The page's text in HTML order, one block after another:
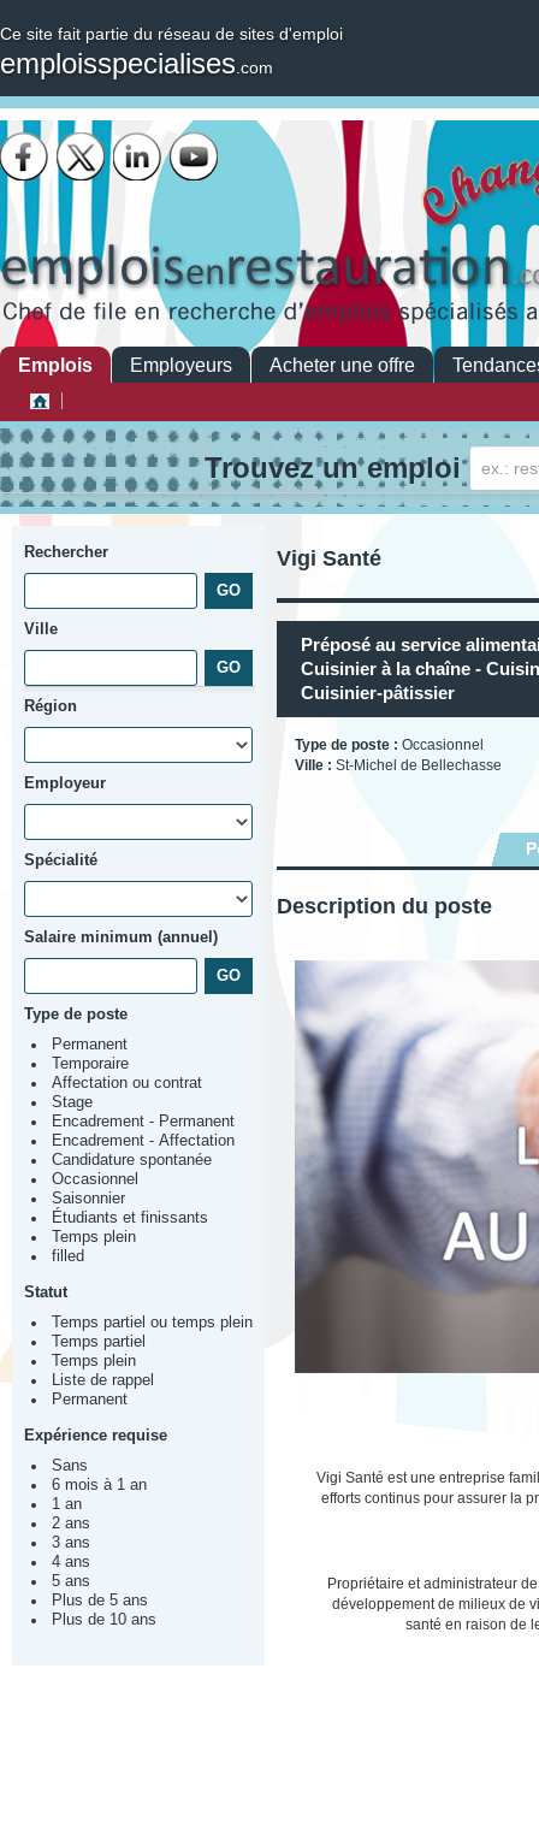
Ce site fait partie du réseau de sites d'emploi
emploisspecialises .com
Emplois Employeurs Acheter une offre
Trouvez un emploi
Rechercher
Ville
Région
Employeur
Spécialité
Salaire minimum (annuel)
Type de poste
Permanent
Temporaire
Affectation ou contrat
Stage
Encadrement - Permanent
Encadrement - Affectation
Candidature spontanée
Occasionnel
Saisonnier
Étudiants et finissants
Temps plein
filled
Statut
Temps partiel ou temps plein
Temps partiel
Temps plein
Liste de rappel
Permanent
Expérience requise
Sans
6 mois à 1 an
1 an
2 ans
3 ans
4 ans
5 ans
Plus de 5 ans
Plus de 10 ans
Vigi Santé
Préposé au service
Cuisinier à la chaîne -
Cuisinier-pâtissier
Type de poste : Occasionnel
Ville : St-Michel de Bellechasse
Description du poste
Vigi Santé est une entreprise
efforts continus pour assurer la
Propriétaire et administrateur
développement de milieux de
santé en raison de